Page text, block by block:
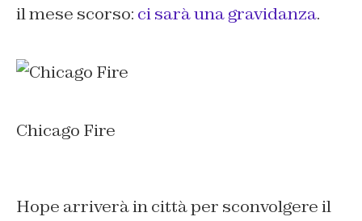
il mese scorso: ci sarà una gravidanza.
Chicago Fire
Hope arriverà in città per sconvolgere il